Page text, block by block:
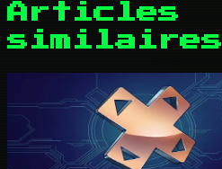
Articles
similaires